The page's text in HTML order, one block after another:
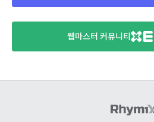
웹마스터 커뮤니티